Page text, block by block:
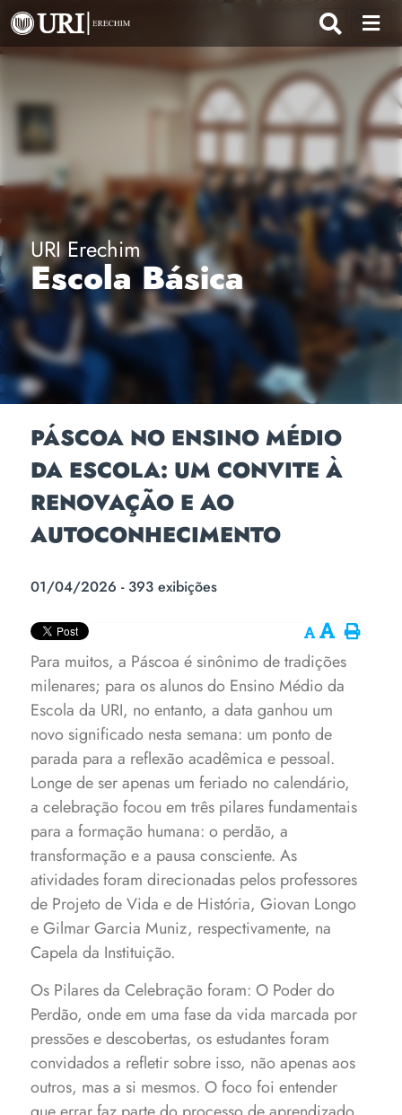
URI Erechim
Escola Básica
PÁSCOA NO ENSINO MÉDIO
DA ESCOLA: UM CONVITE À
RENOVAÇÃO E AO
AUTOCONHECIMENTO
01/04/2026 - 393 exibições
Para muitos, a Páscoa é sinônimo de tradições
milenares; para os alunos do Ensino Médio da
Escola da URI, no entanto, a data ganhou um
novo significado nesta semana: um ponto de
parada para a reflexão acadêmica e pessoal.
Longe de ser apenas um feriado no calendário,
a celebração focou em três pilares fundamentais
para a formação humana: o perdão, a
transformação e a pausa consciente. As
atividades foram direcionadas pelos professores
de Projeto de Vida e de História, Giovan Longo
e Gilmar Garcia Muniz, respectivamente, na
Capela da Instituição.
Os Pilares da Celebração foram: O Poder do
Perdão, onde em uma fase da vida marcada por
pressões e descobertas, os estudantes foram
convidados a refletir sobre isso, não apenas aos
outros, mas a si mesmos. O foco foi entender